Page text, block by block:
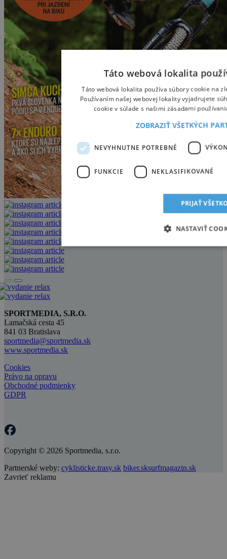
SPORTMEDIA, S.R.O.
Lamačská cesta 45
841 03 Bratislava
sportmedia@sportmedia.sk
www.sportmedia.sk
Cookies
Právo na opravu
Obchodné podmienky
GDPR
Copyright © 2026 Sportmedia, s.r.o.
Partnerské weby: cyklisticke.trasy.sk biker.sksurfmagazin.sk
Zavrieť reklamu
Táto webová lokalita
Táto webová lokalita používa súbory cookie na
Používaním našej webovej lokality vyjadrujete
cookie v súlade s našimi zásadami
ZOBRAZIŤ VŠETKÝCH
NEVYHNUTNE POTREBNÉ
FUNKCIE NEKLASIFIKOVANÉ
PRIJAŤ
NASTAVIŤ